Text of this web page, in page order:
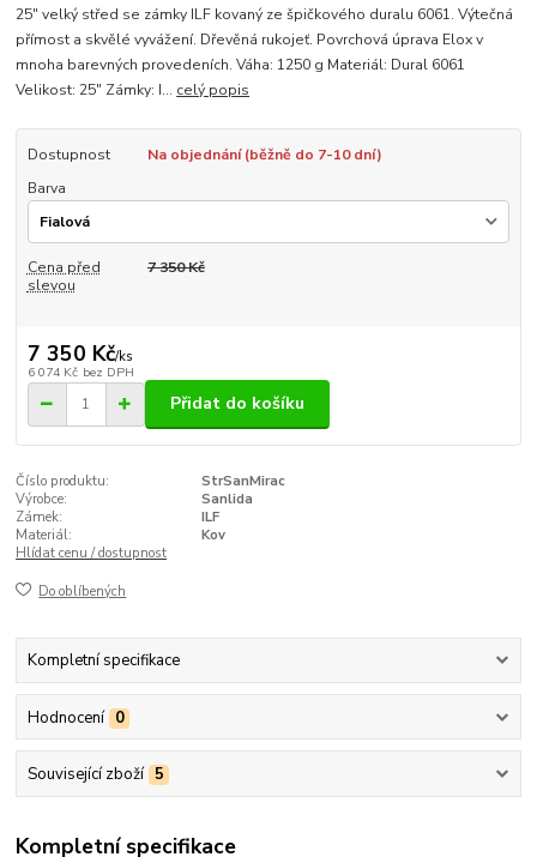
25" velký střed se zámky ILF kovaný ze špičkového duralu 6061. Výtečná
přímost a skvělé vyvážení. Dřevěná rukojeť. Povrchová úprava Elox v
mnoha barevných provedeních. Váha: 1250 g Materiál: Dural 6061
Velikost: 25" Zámky: I... celý popis
Dostupnost
Na objednání (běžně do 7-10 dní)
Barva
Cena před
slevou
7 350 Kč
7 350 Kč/ks
6 074 Kč bez DPH
Přidat do košíku
Číslo produktu:
StrSanMirac
Výrobce:
Sanlida
Zámek:
ILF
Materiál:
Kov
Hlídat cenu / dostupnost
Do oblíbených
Kompletní specifikace
Hodnocení 0
Související zboží 5
Kompletní specifikace